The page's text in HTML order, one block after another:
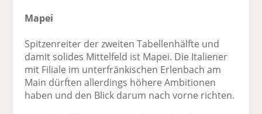
Mapei
Spitzenreiter der zweiten Tabellenhälfte und
damit solides Mittelfeld ist Mapei. Die Italiener
mit Filiale im unterfränkischen Erlenbach am
Main dürften allerdings höhere Ambitionen
haben und den Blick darum nach vorne richten.